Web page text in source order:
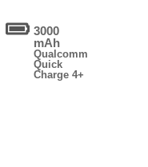
3000
mAh
Qualcomm
Quick
Charge 4+